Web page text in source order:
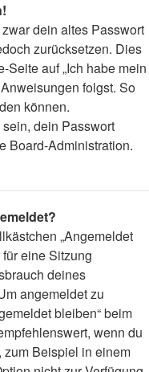
dein altes Passwort
zurücksetzen. Dies
Seite auf „Ich habe mein
folgst. So
können.
dein Passwort
Board-Administration.
„Angemeldet
eine Sitzung
deines
angemeldet zu
bleiben“ beim
wenn du
Beispiel in einem